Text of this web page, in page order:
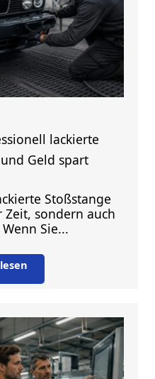
lackierte
Geld spart
Stoßstange
sondern auch
Sie...